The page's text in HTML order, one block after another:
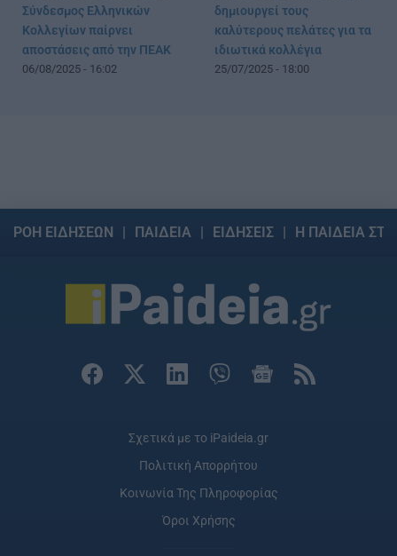
Σύνδεσμος Ελληνικών
Κολλεγίων παίρνει
αποστάσεις από την ΠΕΑΚ
06/08/2025 - 16:02
δημιουργεί τους
καλύτερους πελάτες για τα
ιδιωτικά κολλέγια
25/07/2025 - 18:00
ΡΟΗ ΕΙΔΗΣΕΩΝ ΠΑΙΔΕΙΑ ΕΙΔΗΣΕΙΣ Η ΠΑΙΔΕΙΑ
Σχετικά με το iPaideia.gr
Πολιτική Απορρήτου
Κοινωνία Της Πληροφορίας
Όροι Χρήσης